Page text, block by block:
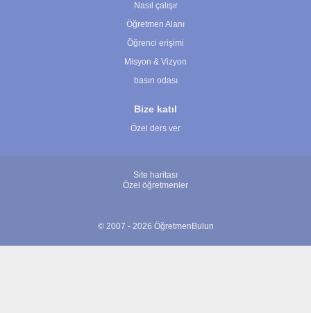
Nasıl çalışır
Öğretmen Alanı
Öğrenci erişimi
Misyon & Vizyon
basın odası
Bize katıl
Özel ders ver
Site haritası
Özel öğretmenler
© 2007 - 2026 ÖğretmenBulun